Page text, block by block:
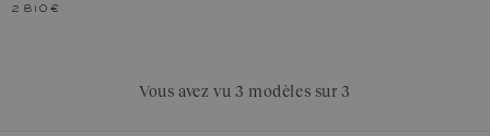
2 810 €
Vous avez vu 3 modèles sur 3